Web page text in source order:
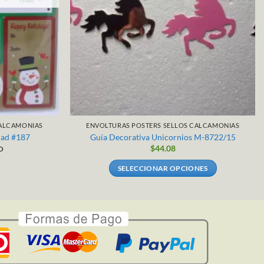
#187
ENVOLTURAS POSTERS SELLOS CALCAMONIAS
Guía Decorativa Unicornios M-8722/15
$44.08
SELECCIONAR OPCIONES
múltiples
variantes.
Las